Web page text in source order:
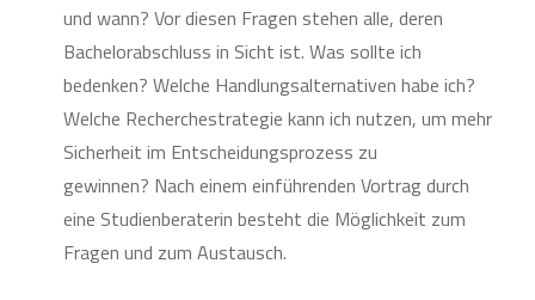
und wann? Vor diesen Fragen stehen alle, deren
Bachelorabschluss in Sicht ist. Was sollte ich
bedenken? Welche Handlungsalternativen habe ich?
Welche Recherchestrategie kann ich nutzen, um mehr
Sicherheit im Entscheidungsprozess zu
gewinnen? Nach einem einführenden Vortrag durch
eine Studienberaterin besteht die Möglichkeit zum
Fragen und zum Austausch.